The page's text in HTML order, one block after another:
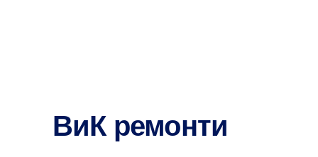
ВиК ремонти